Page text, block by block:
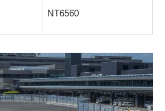
NT6560